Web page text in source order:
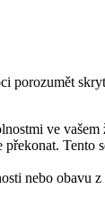
ve
nebo obavu z